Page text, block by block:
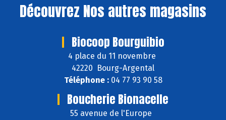
Découvrez Nos autres magasins
Biocoop Bourguibio
4 place du 11 novembre
42220 Bourg-Argental
Téléphone :04 77 93 90 58
Boucherie Bionacelle
55 avenue de l'Europe